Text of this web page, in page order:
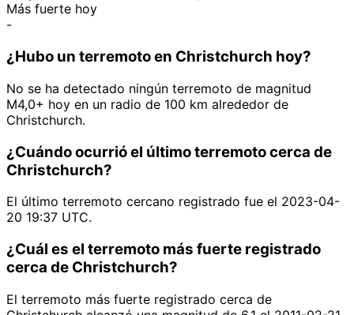
Más fuerte hoy
-
¿Hubo un terremoto en Christchurch hoy?
No se ha detectado ningún terremoto de magnitud
M4,0+ hoy en un radio de 100 km alrededor de
Christchurch.
¿Cuándo ocurrió el último terremoto cerca de
Christchurch?
El último terremoto cercano registrado fue el 2023-04-
20 19:37 UTC.
¿Cuál es el terremoto más fuerte registrado
cerca de Christchurch?
El terremoto más fuerte registrado cerca de